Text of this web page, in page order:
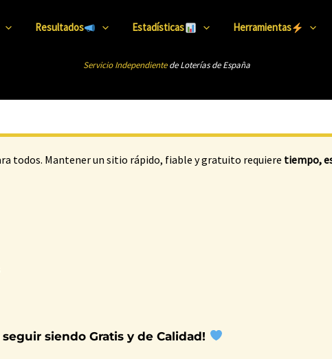
Resultados Estadísticas Herramientas
Servicio Independiente de Loterías de España
todos. Mantener un sitio rápido, fiable y gratuito requiere tiempo,
seguir siendo Gratis y de Calidad!